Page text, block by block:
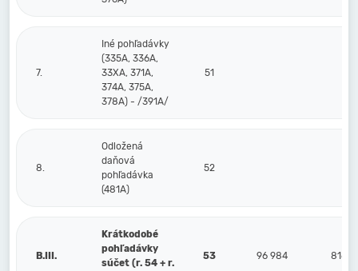
7.
Iné pohľadávky
(335A, 336A,
33XA, 371A,
374A, 375A,
378A) - /391A/
51
8.
Odložená
daňová
pohľadávka
(481A)
52
B.III.
Krátkodobé
pohľadávky
súčet (r. 54 + r.
53 96 984 816